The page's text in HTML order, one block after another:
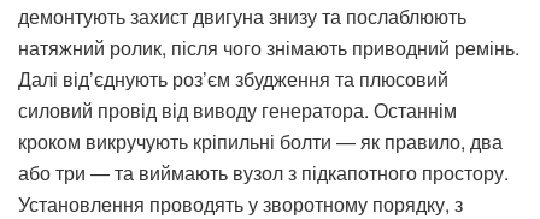
демонтують захист двигуна знизу та послаблюють
натяжний ролик, після чого знімають приводний ремінь.
Далі від’єднують роз’єм збудження та плюсовий
силовий провід від виводу генератора. Останнім
кроком викручують кріпильні болти — як правило, два
або три — та виймають вузол з підкапотного простору.
Установлення проводять у зворотному порядку, з